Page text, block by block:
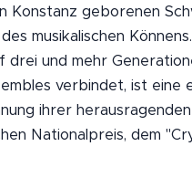
Konstanz geborenen
musikalischen
drei und mehr
verbindet, ist eine
ihrer herausragenden
Nationalpreis, dem